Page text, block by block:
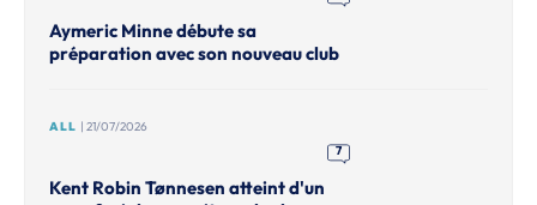
Aymeric Minne débute sa
préparation avec son nouveau club
ALL | 21/07/2026
7
Kent Robin Tønnesen atteint d'un